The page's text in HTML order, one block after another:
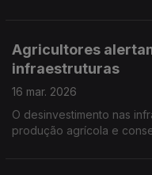
Agricultores
infraestruturas
16 mar. 2026
O desinvestimento nas
produção agrícola e